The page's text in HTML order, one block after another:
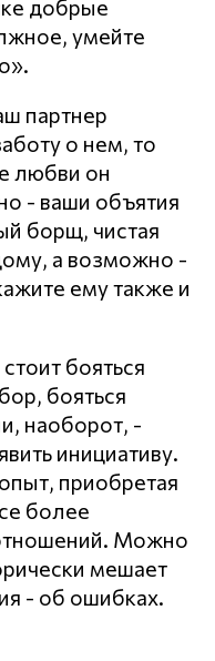
добрые
умейте
партнер
о нем, то
любви он
- ваши объятия
борщ, чистая
а возможно -
ему также и
бояться
бояться
наоборот, -
инициативу.
приобретая
более
Можно
мешает
- об ошибках.